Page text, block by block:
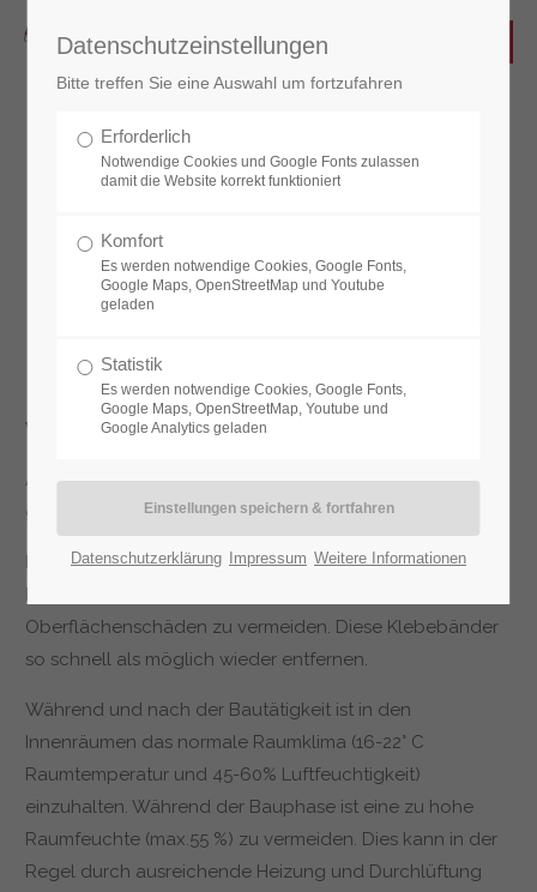
Instandhaltungs- und
fürFenster, Türen, Möbel,
Einrichtung u.a.
Während der Bauphase:
Achten Sie auf ausreichenden Schutz während der
gesamten Bauzeit.
Beim Abkleben zum Schutz Ihre Bauteile während der
Bauphase nur geeignete Klebebänder benutzen, um
Oberflächenschäden zu vermeiden. Diese Klebebänder
so schnell als möglich wieder entfernen.
Während und nach der Bautätigkeit ist in den
Innenräumen das normale Raumklima (16-22° C
Raumtemperatur und 45-60% Luftfeuchtigkeit)
einzuhalten. Während der Bauphase ist eine zu hohe
Raumfeuchte (max.55 %) zu vermeiden. Dies kann in der
Regel durch ausreichende Heizung und Durchlüftung
Datenschutzeinstellungen
Bitte treffen Sie eine Auswahl um fortzufahren
Erforderlich
Notwendige Cookies und Google Fonts zulassen
damit die Website korrekt funktioniert
Komfort
Es werden notwendige Cookies, Google Fonts,
Google Maps, OpenStreetMap und Youtube
geladen
Statistik
Es werden notwendige Cookies, Google Fonts,
Google Maps, OpenStreetMap, Youtube und
Google Analytics geladen
Datenschutzerklärung Impressum Weitere Informationen